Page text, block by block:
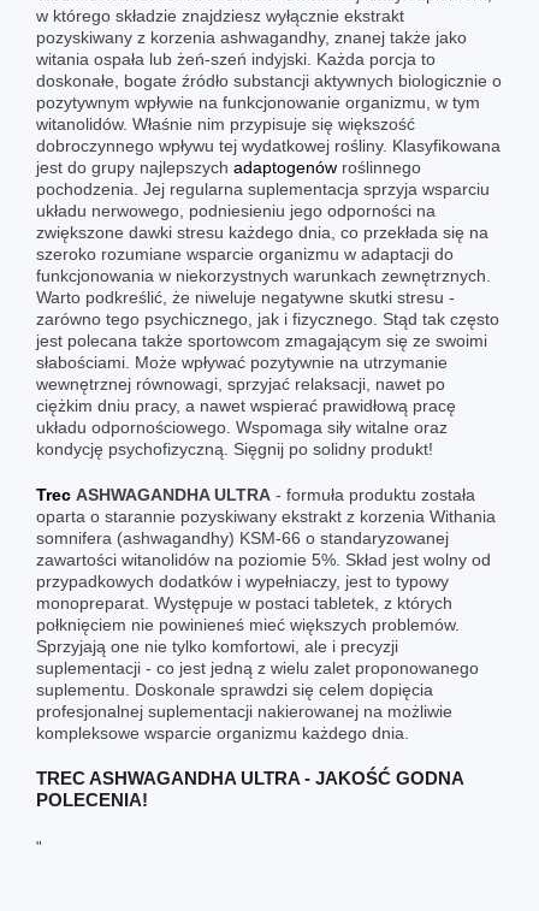
w którego składzie znajdziesz wyłącznie ekstrakt
pozyskiwany z korzenia ashwagandhy, znanej także jako
witania ospała lub żeń-szeń indyjski. Każda porcja to
doskonałe, bogate źródło substancji aktywnych biologicznie o
pozytywnym wpływie na funkcjonowanie organizmu, w tym
witanolidów. Właśnie nim przypisuje się większość
dobroczynnego wpływu tej wydatkowej rośliny. Klasyfikowana
jest do grupy najlepszych adaptogenów roślinnego
pochodzenia. Jej regularna suplementacja sprzyja wsparciu
układu nerwowego, podniesieniu jego odporności na
zwiększone dawki stresu każdego dnia, co przekłada się na
szeroko rozumiane wsparcie organizmu w adaptacji do
funkcjonowania w niekorzystnych warunkach zewnętrznych.
Warto podkreślić, że niweluje negatywne skutki stresu -
zarówno tego psychicznego, jak i fizycznego. Stąd tak często
jest polecana także sportowcom zmagającym się ze swoimi
słabościami. Może wpływać pozytywnie na utrzymanie
wewnętrznej równowagi, sprzyjać relaksacji, nawet po
ciężkim dniu pracy, a nawet wspierać prawidłową pracę
układu odpornościowego. Wspomaga siły witalne oraz
kondycję psychofizyczną. Sięgnij po solidny produkt!
Trec ASHWAGANDHA ULTRA - formuła produktu została
oparta o starannie pozyskiwany ekstrakt z korzenia Withania
somnifera (ashwagandhy) KSM-66 o standaryzowanej
zawartości witanolidów na poziomie 5%. Skład jest wolny od
przypadkowych dodatków i wypełniaczy, jest to typowy
monopreparat. Występuje w postaci tabletek, z których
połknięciem nie powinieneś mieć większych problemów.
Sprzyjają one nie tylko komfortowi, ale i precyzji
suplementacji - co jest jedną z wielu zalet proponowanego
suplementu. Doskonale sprawdzi się celem dopięcia
profesjonalnej suplementacji nakierowanej na możliwie
kompleksowe wsparcie organizmu każdego dnia.
TREC ASHWAGANDHA ULTRA - JAKOŚĆ GODNA
POLECENIA!
"